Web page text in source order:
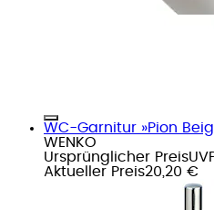
WC-Garnitur »Pion
WENKO
Ursprünglicher Preis
Aktueller Preis20,20 €